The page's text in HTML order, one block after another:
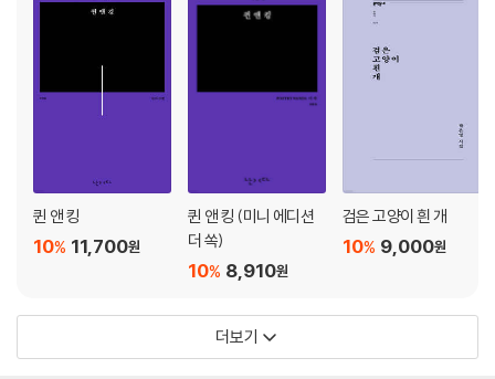
최규승 그것을 너는
최예슬 나의 플래시 속으로 들어온 신
최정진 빛이 소진된 사람은 사랑을 반문하기 시작한다
하재연 분산
황성희 안개의 미로
황유원 당나귀와 나
황혜경 그날의 음정은 허탄(虛誕)
퀸 앤 킹
11,700원
10%
퀸 앤 킹 (미니 에디션
더 쏙)
8,910원
10%
검은 고양이 흰 개
9,000원
10%
더보기